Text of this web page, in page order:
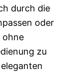
durch die
oder
ohne
zu